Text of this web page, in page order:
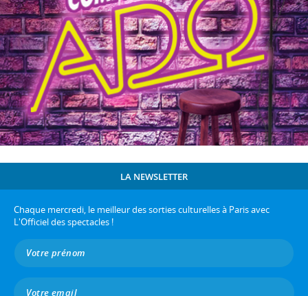
LA NEWSLETTER
Chaque mercredi, le meilleur des sorties culturelles à Paris avec
L'Officiel des spectacles !